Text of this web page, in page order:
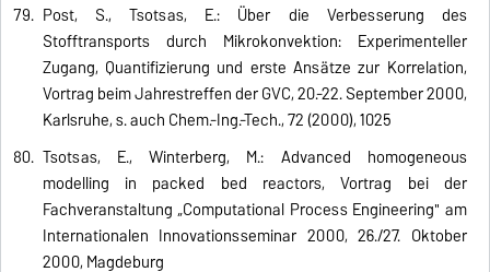
Post, S., Tsotsas, E.: Über die Verbesserung des
Stofftransports durch Mikrokonvektion: Experimenteller
Zugang, Quantifizierung und erste Ansätze zur Korrelation,
Vortrag beim Jahrestreffen der GVC, 20.-22. September 2000,
Karlsruhe, s. auch Chem.-Ing.-Tech., 72 (2000), 1025
Tsotsas, E., Winterberg, M.: Advanced homogeneous
modelling in packed bed reactors, Vortrag bei der
Fachveranstaltung „Computational Process Engineering" am
Internationalen Innovationsseminar 2000, 26./27. Oktober
2000, Magdeburg